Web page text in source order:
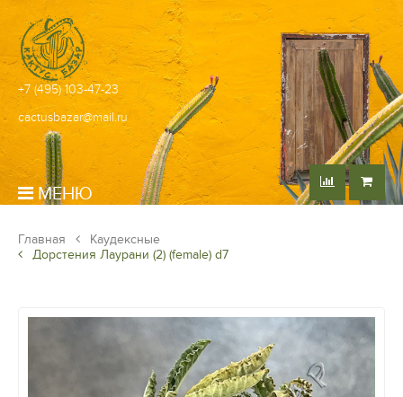
+7 (495) 103-47-23
cactusbazar@mail.ru
МЕНЮ
Главная
Каудексные
Дорстения Лаурани (2) (female) d7